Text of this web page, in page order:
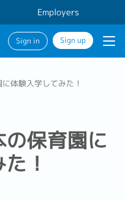
Employers
Sign in Sign up
体験入学してみた！
保育園に
！